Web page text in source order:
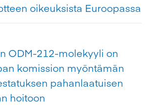
oikeuksista Euroopassa
ODM-212-molekyyli on
komission myöntämän
pahanlaatuisen
hoitoon